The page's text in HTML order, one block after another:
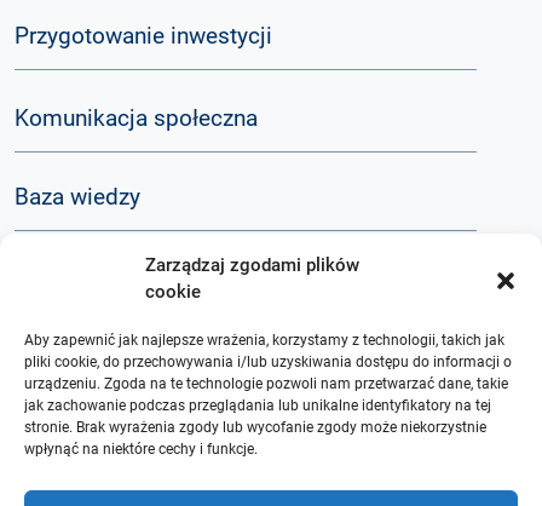
Zarządzaj zgodami plików
cookie
Aby zapewnić jak najlepsze wrażenia, korzystamy z technologii, takich jak
pliki cookie, do przechowywania i/lub uzyskiwania dostępu do informacji o
urządzeniu. Zgoda na te technologie pozwoli nam przetwarzać dane, takie
jak zachowanie podczas przeglądania lub unikalne identyfikatory na tej
stronie. Brak wyrażenia zgody lub wycofanie zgody może niekorzystnie
wpłynąć na niektóre cechy i funkcje.
Przygotowanie inwestycji
Komunikacja społeczna
Baza wiedzy
O nas